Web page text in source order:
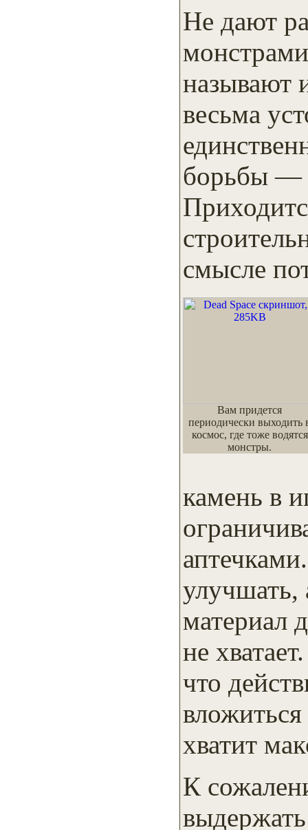
Не дают
называют
весьма
борьбы —
смысле
Вам придется
периодически выходить
космос, где тоже водятся
монстры.
камень в
материал
не
что
хватит
К